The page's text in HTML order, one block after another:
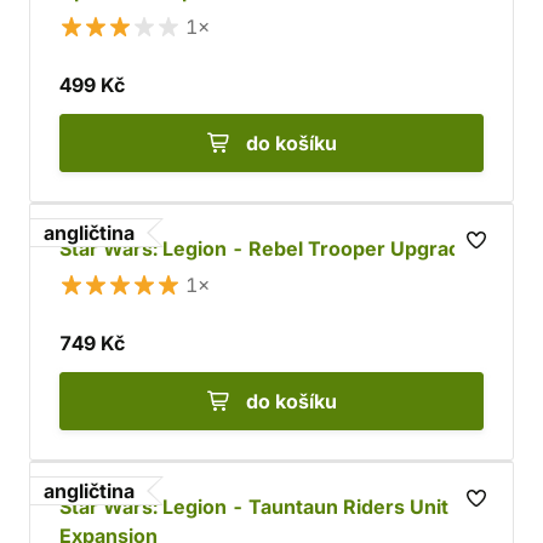
1×
499 Kč
do košíku
angličtina
Star Wars: Legion - Rebel Trooper Upgrade
1×
749 Kč
do košíku
angličtina
Star Wars: Legion - Tauntaun Riders Unit
Expansion